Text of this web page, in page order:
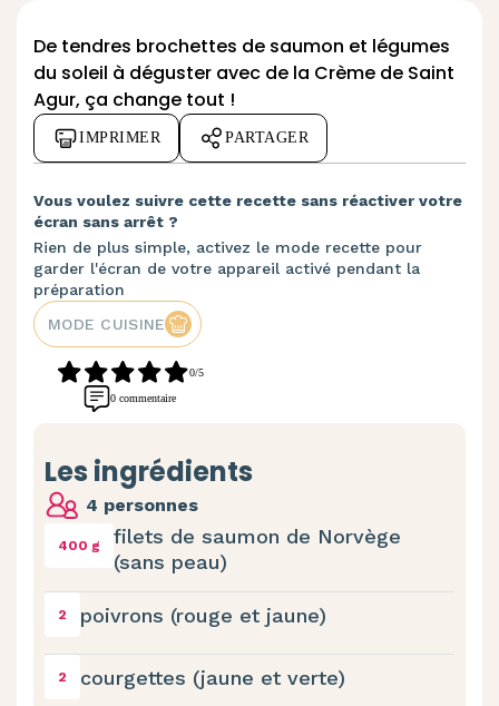
De tendres brochettes de saumon et légumes
du soleil à déguster avec de la Crème de Saint
Agur, ça change tout !
IMPRIMER PARTAGER
Vous voulez suivre cette recette sans réactiver votre
écran sans arrêt ?
Rien de plus simple, activez le mode recette pour
garder l'écran de votre appareil activé pendant la
préparation
MODE CUISINE
0/5
0 commentaire
Les ingrédients
4 personnes
400 g
filets de saumon de Norvège
(sans peau)
2 poivrons (rouge et jaune)
2 courgettes (jaune et verte)